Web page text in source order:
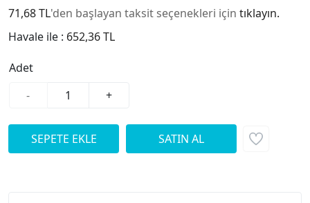
71,68 TL'den başlayan taksit seçenekleri için tıklayın.
Havale ile : 652,36 TL
Adet
-
+